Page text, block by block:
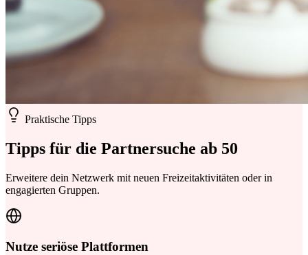
Praktische Tipps
Tipps für die Partnersuche ab 50
Erweitere dein Netzwerk mit neuen Freizeitaktivitäten oder in
engagierten Gruppen.
Nutze seriöse Plattformen